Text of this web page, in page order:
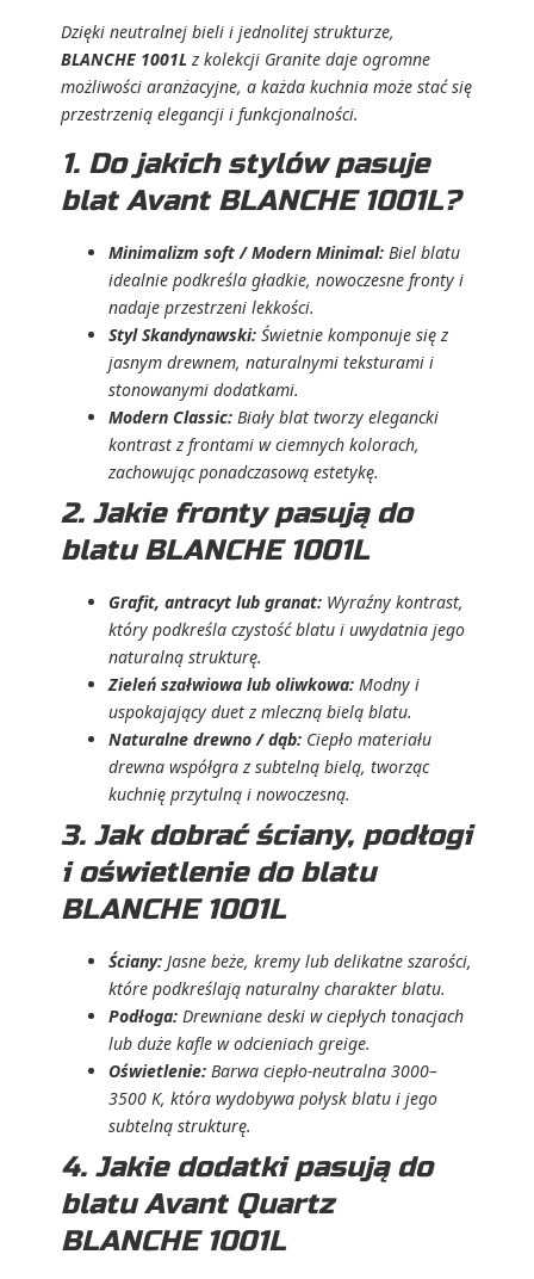
Dzięki neutralnej bieli i jednolitej strukturze,
BLANCHE 1001L z kolekcji Granite daje ogromne
możliwości aranżacyjne, a każda kuchnia może stać się
przestrzenią elegancji i funkcjonalności.
1. Do jakich stylów pasuje
blat Avant BLANCHE 1001L?
Minimalizm soft / Modern Minimal: Biel blatu
idealnie podkreśla gładkie, nowoczesne fronty i
nadaje przestrzeni lekkości.
Styl Skandynawski: Świetnie komponuje się z
jasnym drewnem, naturalnymi teksturami i
stonowanymi dodatkami.
Modern Classic: Biały blat tworzy elegancki
kontrast z frontami w ciemnych kolorach,
zachowując ponadczasową estetykę.
2. Jakie fronty pasują do
blatu BLANCHE 1001L
Grafit, antracyt lub granat: Wyraźny kontrast,
który podkreśla czystość blatu i uwydatnia jego
naturalną strukturę.
Zieleń szałwiowa lub oliwkowa: Modny i
uspokajający duet z mleczną bielą blatu.
Naturalne drewno / dąb: Ciepło materiału
drewna współgra z subtelną bielą, tworząc
kuchnię przytulną i nowoczesną.
3. Jak dobrać ściany, podłogi
i oświetlenie do blatu
BLANCHE 1001L
Ściany: Jasne beże, kremy lub delikatne szarości,
które podkreślają naturalny charakter blatu.
Podłoga: Drewniane deski w ciepłych tonacjach
lub duże kafle w odcieniach greige.
Oświetlenie: Barwa ciepło-neutralna 3000–
3500 K, która wydobywa połysk blatu i jego
subtelną strukturę.
4. Jakie dodatki pasują do
blatu Avant Quartz
BLANCHE 1001L